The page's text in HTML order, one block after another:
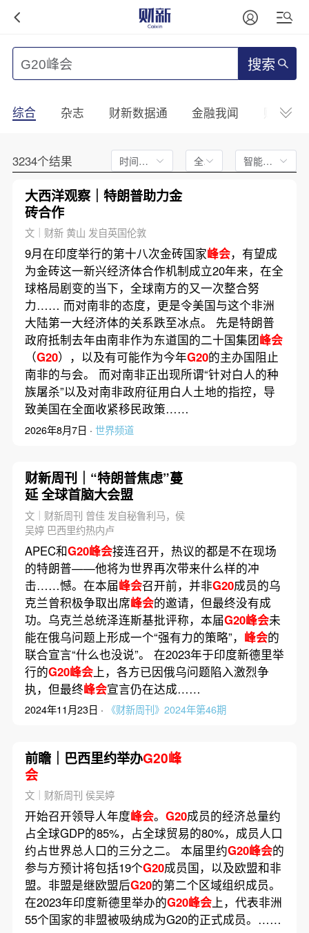
搜索
综合 杂志 财新数据通 金融我闻 财新
3234个结果 时间不限 全文 智能排序
大西洋观察｜特朗普助力金
砖合作
文｜财新 黄山 发自英国伦敦
9月在印度举行的第十八次金砖国家峰会，有望成
为金砖这一新兴经济体合作机制成立20年来，在全
球格局剧变的当下，全球南方的又一次整合努
力…… 而对南非的态度，更是令美国与这个非洲
大陆第一大经济体的关系跌至冰点。 先是特朗普
政府抵制去年由南非作为东道国的二十国集团峰会
（G20），以及有可能作为今年G20的主办国阻止
南非的与会。 而对南非正出现所谓“针对白人的种
族屠杀”以及对南非政府征用白人土地的指控，导
致美国在全面收紧移民政策……
2026年8月7日 · 世界频道
财新周刊｜“特朗普焦虑”蔓
延 全球首脑大会盟
文｜财新周刊 曾佳 发自秘鲁利马，侯
吴婷 巴西里约热内卢
APEC和G20峰会接连召开，热议的都是不在现场
的特朗普——他将为世界再次带来什么样的冲
击……憾。在本届峰会召开前，并非G20成员的乌
克兰曾积极争取出席峰会的邀请，但最终没有成
功。乌克兰总统泽连斯基批评称，本届G20峰会未
能在俄乌问题上形成一个“强有力的策略”， 峰会的
联合宣言“什么也没说”。 在2023年于印度新德里举
行的G20峰会上，各方已因俄乌问题陷入激烈争
执，但最终峰会宣言仍在达成……
2024年11月23日 · 《财新周刊》2024年第46期
前瞻｜巴西里约举办G20峰
会
文｜财新周刊 侯吴婷
开始召开领导人年度峰会。 G20成员的经济总量约
占全球GDP的85%，占全球贸易的80%，成员人口
约占世界总人口的三分之二。 本届里约G20峰会的
参与方预计将包括19个G20成员国，以及欧盟和非
盟。非盟是继欧盟后G20的第二个区域组织成员。
在2023年印度新德里举办的G20峰会上，代表非洲
55个国家的非盟被吸纳成为G20的正式成员。……